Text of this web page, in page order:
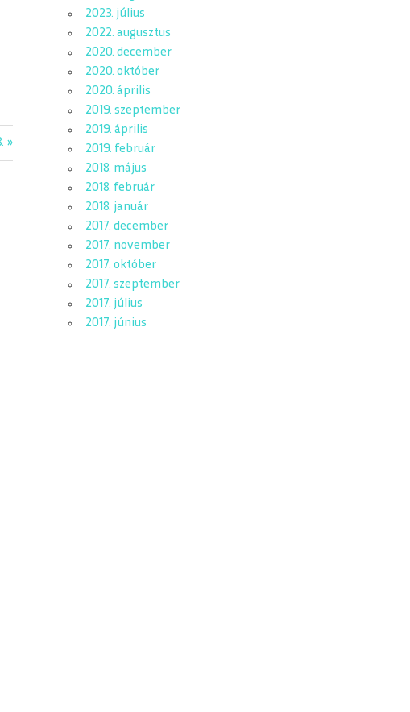
2023. július
2022. augusztus
2020. december
2020. október
2020. április
2019. szeptember
2019. április
2019. február
2018. május
2018. február
2018. január
2017. december
2017. november
2017. október
2017. szeptember
2017. július
2017. június